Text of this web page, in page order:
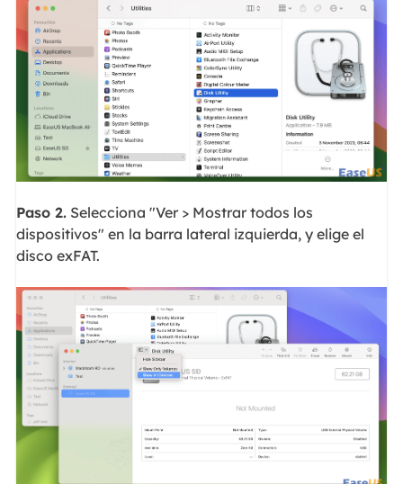
Paso 2.Selecciona "Ver > Mostrar todos los
dispositivos" en la barra lateral izquierda, y elige el
disco exFAT.